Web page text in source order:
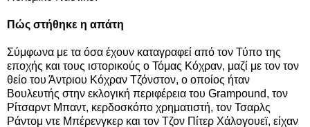
Πώς στήθηκε η απάτη
Σύμφωνα με τα όσα έχουν καταγραφεί από τον Τύπο της
εποχής και τους ιστορικούς ο Τόμας Κόχραν, μαζί με τον τον
θείο του Άντριου Κόχραν Τζόνστον, ο οποίος ήταν
Βουλευτής στην εκλογική περιφέρεια του Grampound, τον
Ρίτσαρντ Μπαντ, κερδοσκόπο χρηματιστή, τον Τσαρλς
Ράντομ ντε Μπέρενγκερ και τον Τζον Πίτερ Χάλογουεϊ, είχαν